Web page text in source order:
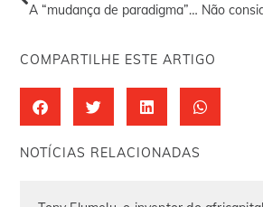
A “mudança de paradigma” da Alemanha no desenvolvimento internacional – Uma Perspectiva Africana
COMPARTILHE ESTE ARTIGO
NOTÍCIAS RELACIONADAS